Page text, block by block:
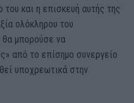
του και η επισκευή αυτής της
ολόκληρου του
θα μπορούσε να
από το επίσημο συνεργείο
υποχρεωτικά στην